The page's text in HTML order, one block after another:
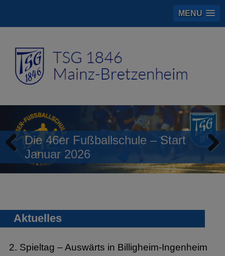
MENU
Die 46er Fußballschule – Start
Januar 2026
Previous
Aktuelles
2. Spieltag – Auswärts in Billigheim-Ingenheim